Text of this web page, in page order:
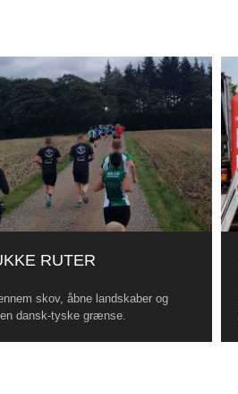
RUTER
skov, åbne landskaber og
dansk-tyske grænse.